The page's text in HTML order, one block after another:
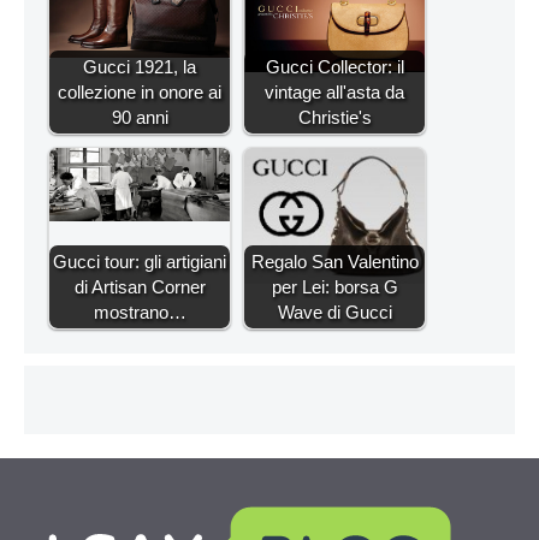
Gucci 1921, la
collezione in onore ai
90 anni
Gucci Collector: il
vintage all'asta da
Christie's
Gucci tour: gli artigiani
di Artisan Corner
mostrano…
Regalo San Valentino
per Lei: borsa G
Wave di Gucci